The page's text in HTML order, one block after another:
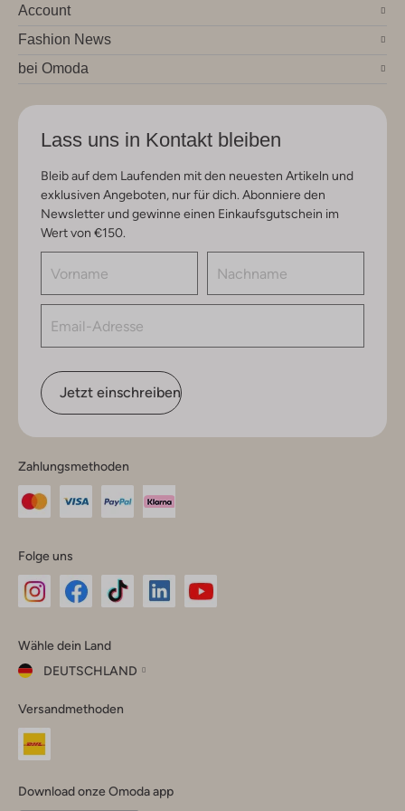
Account
Fashion News
bei Omoda
Lass uns in Kontakt bleiben
Bleib auf dem Laufenden mit den neuesten Artikeln und
exklusiven Angeboten, nur für dich. Abonniere den
Newsletter und gewinne einen Einkaufsgutschein im
Wert von €150.
Jetzt einschreiben
Zahlungsmethoden
Folge uns
Instagram
Facebook
TikTok
Wähle dein Land
DEUTSCHLAND
dein
Land
Versandmethoden
Download onze Omoda app